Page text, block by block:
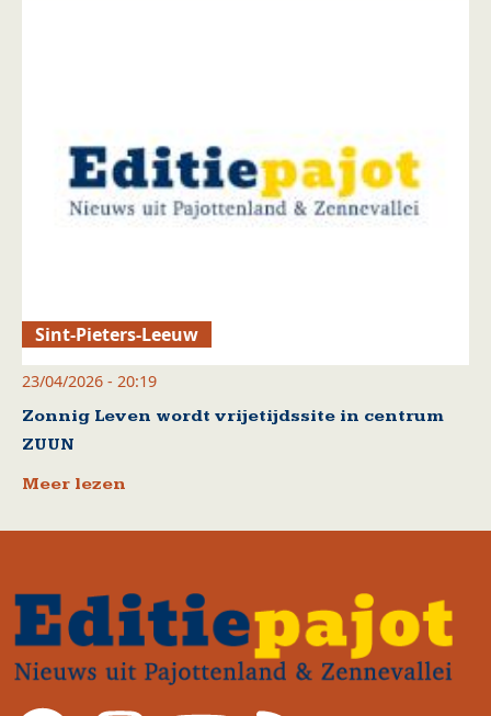
Sint-Pieters-Leeuw
23/04/2026 - 20:19
Zonnig Leven wordt vrijetijdssite in centrum
ZUUN
Meer lezen